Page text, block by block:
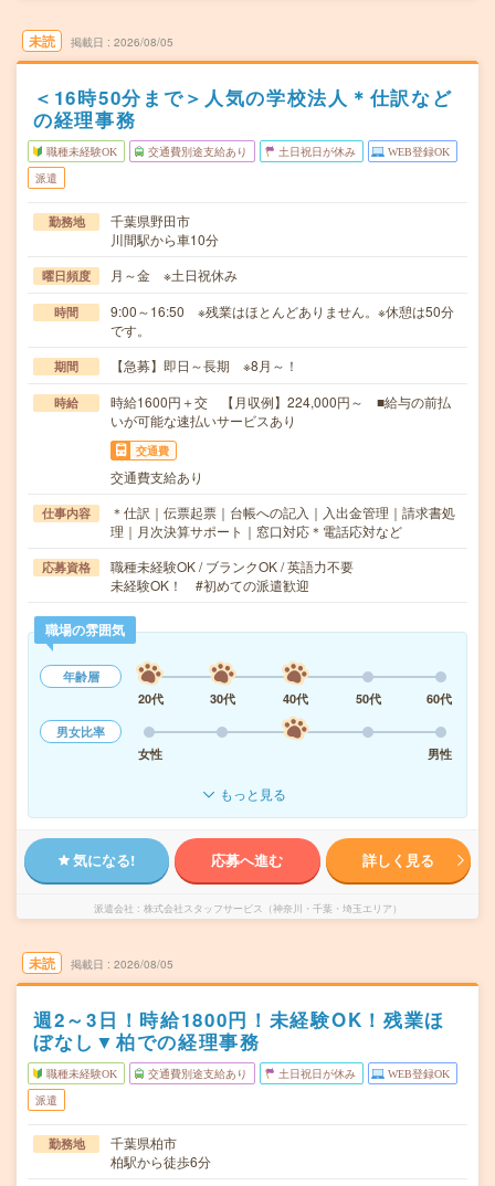
未読 掲載日 2026/08/05
＜16時50分まで＞人気の学校法人＊仕訳など
の経理事務
職種未経験OK 交通費別途支給あり 土日祝日が休み WEB登録OK
派遣
勤務地
千葉県野田市
川間駅から車10分
曜日頻度 月～金 ※土日祝休み
時間
9:00～16:50 ※残業はほとんどありません。※休憩は50分
です。
期間 【急募】即日～長期 ※8月～！
時給
時給1600円＋交 【月収例】224,000円～ ■給与の前払
いが可能な速払いサービスあり
交通費
交通費支給あり
仕事内容
＊仕訳｜伝票起票｜台帳への記入｜入出金管理｜請求書処
理｜月次決算サポート｜窓口対応＊電話応対など
応募資格
職種未経験OK / ブランクOK / 英語力不要
未経験OK！ #初めての派遣歓迎
職場の雰囲気
年齢層
20代
30代 40代 50代
60代
男女比率
女性
男性
もっと見る
気になる! 応募へ進む 詳しく見る
派遣会社 株式会社スタッフサービス（神奈川・千葉・埼玉エリア）
未読 掲載日 2026/08/05
週2～3日！時給1800円！未経験OK！残業ほ
ぼなし▼柏での経理事務
職種未経験OK 交通費別途支給あり 土日祝日が休み WEB登録OK
派遣
勤務地
千葉県柏市
柏駅から徒歩6分